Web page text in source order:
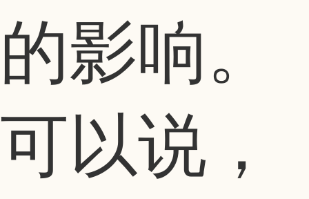
的影响。
可以说，